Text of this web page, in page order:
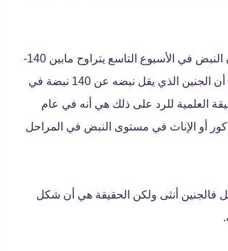
الكشف عن نبض الجنين يحدث عند بلوغه عمر 6 أسابيع وقد بينت الدراسات أن النبض في الأسبوع التاسع يتراوح مابين 140-
170 نبضة في الدقيقة الواحدة أما بالنسبة للادعاءات المزعومة بين النساء هي أن الجنين الذي يقل نبضه عن 140 نبضة في
العلمية للرد على ذلك هي أنه في عام
أو الإناث في مستوى النبض في المراحل
فالجنين أنثى ولكن الحقيقة هي أن شكل